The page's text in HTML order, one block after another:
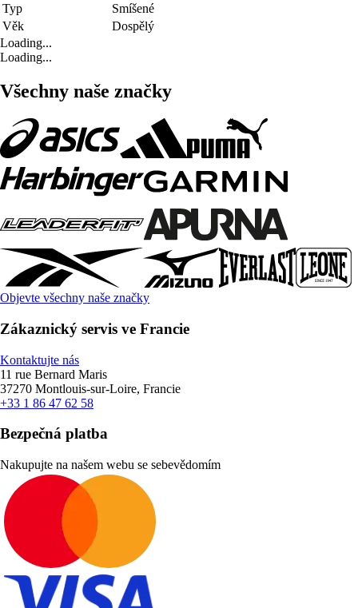
Typ
Smíšené
Věk
Dospělý
Loading...
Loading...
Všechny naše značky
Objevte všechny naše značky
Zákaznický servis ve Francie
Kontaktujte nás
11 rue Bernard Maris
37270 Montlouis-sur-Loire, Francie
+33 1 86 47 62 58
Bezpečná platba
Nakupujte na našem webu se sebevědomím